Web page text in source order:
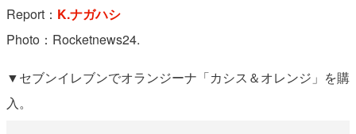
Report： K.ナガハシ
Photo：Rocketnews24.
▼セブンイレブンでオランジーナ「カシス＆オレンジ」を購
入。